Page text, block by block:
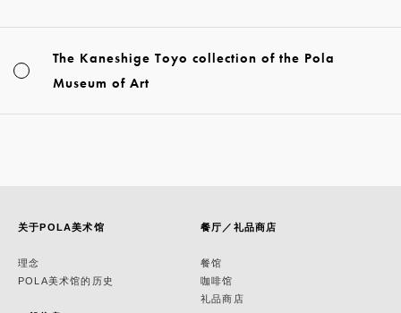
The Kaneshige Toyo collection of the Pola
Museum of Art
关于POLA美术馆
理念
POLA美术馆的历史
餐厅／礼品商店
餐馆
咖啡馆
礼品商店